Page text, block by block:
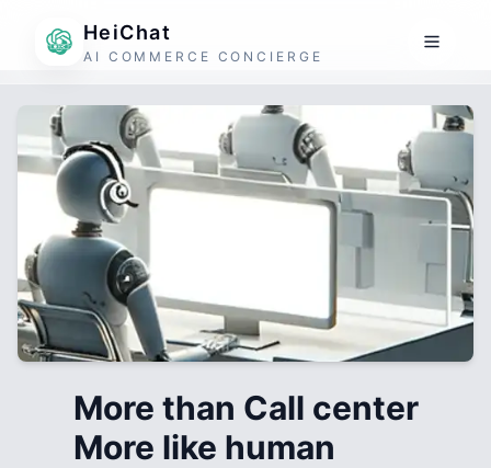
HeiChat
AI COMMERCE CONCIERGE
More than Call center
More like human